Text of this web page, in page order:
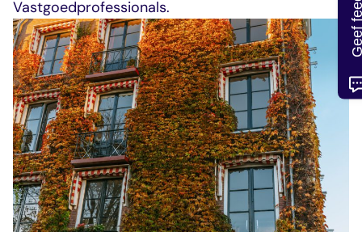
Vastgoedprofessionals.